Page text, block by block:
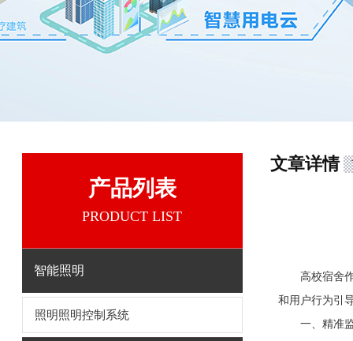
产品列表
PRODUCT LIST
智能照明
照明照明控制系统
文章详情
高校宿舍作
和用户行为引
一、精准监